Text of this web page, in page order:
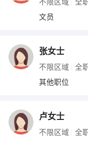
不限区域 全
文员
张女士
不限区域 全
其他职位
卢女士
不限区域 全